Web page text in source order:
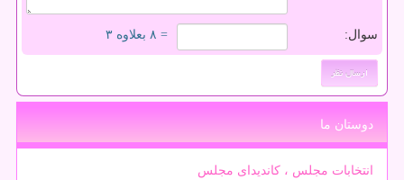
سوال: = ۸ بعلاوه ۳
دوستان ما
انتخابات مجلس ، کاندیدای مجلس